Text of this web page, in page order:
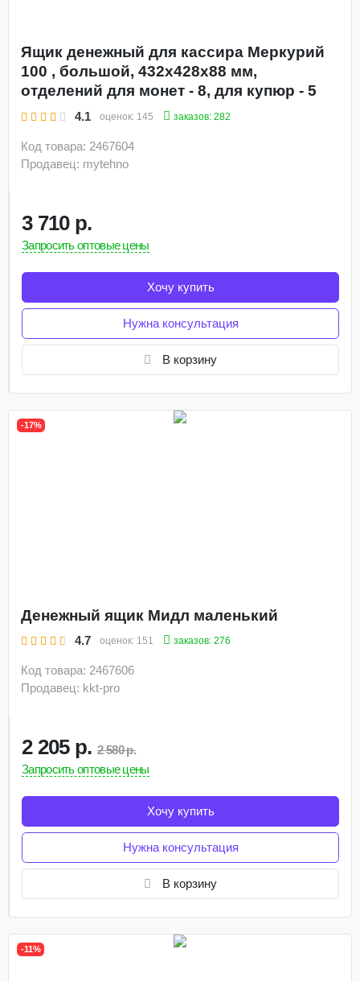
Ящик денежный для кассира Меркурий
100 , большой, 432х428х88 мм,
отделений для монет - 8, для купюр - 5
4.1 оценок: 145 заказов: 282
Код товара: 2467604
Продавец: mytehno
3 710 р.
Запросить оптовые цены
Хочу купить
Нужна консультация
В корзину
-17%
Денежный ящик Мидл маленький
4.7 оценок: 151 заказов: 276
Код товара: 2467606
Продавец: kkt-pro
2 205 р. 2 580 р.
Запросить оптовые цены
Хочу купить
Нужна консультация
В корзину
-11%